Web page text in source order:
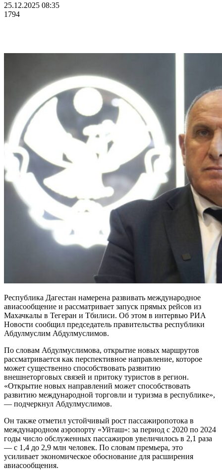
25.12.2025 08:35
1794
Республика Дагестан намерена развивать международное
авиасообщение и рассматривает запуск прямых рейсов из
Махачкалы в Тегеран и Тбилиси. Об этом в интервью РИА
Новости сообщил председатель правительства республики
Абдулмуслим Абдулмуслимов.
По словам Абдулмуслимова, открытие новых маршрутов
рассматривается как перспективное направление, которое
может существенно способствовать развитию
внешнеторговых связей и притоку туристов в регион.
«Открытие новых направлений может способствовать
развитию международной торговли и туризма в республике»,
— подчеркнул Абдулмуслимов.
Он также отметил устойчивый рост пассажиропотока в
международном аэропорту «Уйташ»: за период с 2020 по 2024
годы число обслуженных пассажиров увеличилось в 2,1 раза
— с 1,4 до 2,9 млн человек. По словам премьера, это
усиливает экономическое обоснование для расширения
авиасообщения.